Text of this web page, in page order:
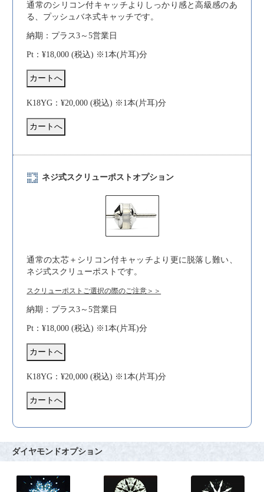
通常のシリコン付キャッチよりしっかり感と高級感のあ
る、プッシュバネ式キャッチです。
納期：プラス3～5営業日
Pt：¥18,000 (税込) ※1本(片耳)分
K18YG：¥20,000 (税込) ※1本(片耳)分
ネジ式スクリューポストオプション
通常の太芯＋シリコン付キャッチより更に脱落し難い、
ネジ式スクリューポストです。
スクリューポストご選択の際のご注意＞＞
納期：プラス3～5営業日
Pt：¥18,000 (税込) ※1本(片耳)分
K18YG：¥20,000 (税込) ※1本(片耳)分
ダイヤモンドオプション